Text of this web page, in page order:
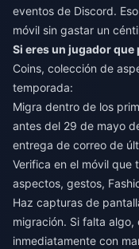
eventos de Discord.
móvil sin gastar un
Si eres un jugador que
Coins, colección de
temporada:
Migra dentro de los
antes del 29 de mayo
entrega de correo de
Verifica en el móvil que
aspectos, gestos,
Haz capturas de
migración. Si falta
inmediatamente con